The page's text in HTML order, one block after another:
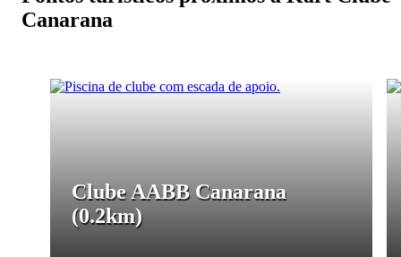
Canarana
Clube AABB Canarana
(0.2km)